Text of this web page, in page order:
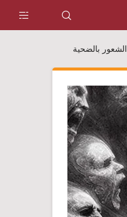
الشعور بالضحية